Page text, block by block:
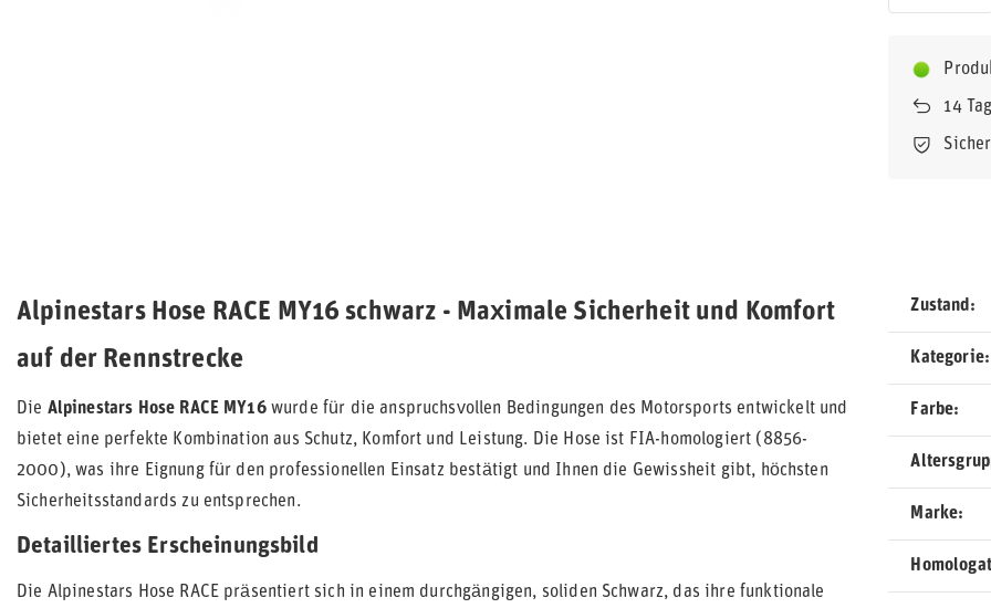
14
Alpinestars Hose RACE MY16 schwarz - Maximale Sicherheit und Komfort
auf der Rennstrecke
Die Alpinestars Hose RACE MY16wurde für die anspruchsvollen Bedingungen des Motorsports entwickelt und
bietet eine perfekte Kombination aus Schutz, Komfort und Leistung. Die Hose ist FIA-homologiert (8856-
2000), was ihre Eignung für den professionellen Einsatz bestätigt und Ihnen die Gewissheit gibt, höchsten
Sicherheitsstandards zu entsprechen.
Detailliertes Erscheinungsbild
Die Alpinestars Hose RACE präsentiert sich in einem durchgängigen, soliden Schwarz, das ihre funktionale
Zustand
Kategorie
Farbe
Marke